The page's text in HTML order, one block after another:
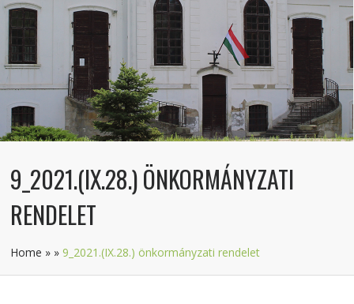
9_2021.(IX.28.) ÖNKORMÁNYZATI
RENDELET
Home » » 9_2021.(IX.28.) önkormányzati rendelet